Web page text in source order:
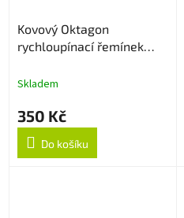
Kovový Oktagon
rychloupínací řemínek
Skladem
350 Kč
Do košíku